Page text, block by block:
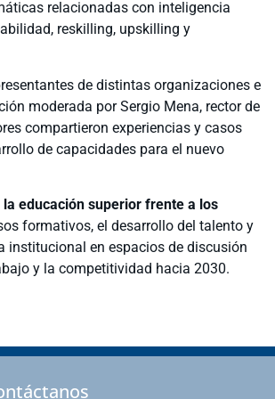
relacionadas con inteligencia
reskilling, upskilling y
de distintas organizaciones e
moderada por Sergio Mena, rector de
compartieron experiencias y casos
de capacidades para el nuevo
la educación superior frente a los
formativos, el desarrollo del talento y
institucional en espacios de discusión
y la competitividad hacia 2030.